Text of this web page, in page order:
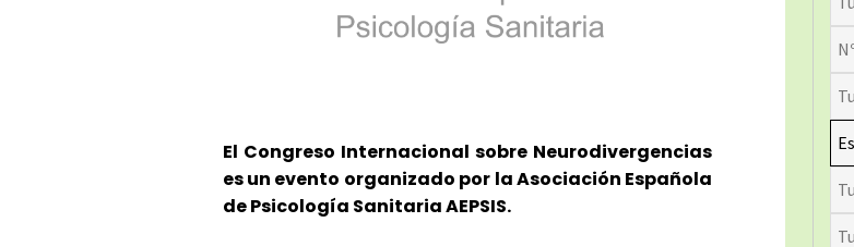
El Congreso Internacional sobre Neurodivergencias
es un evento organizado por la Asociación Española
de Psicología Sanitaria AEPSIS.